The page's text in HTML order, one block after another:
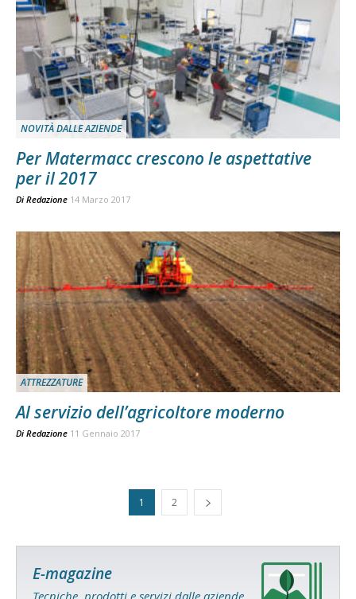
NOVITÀ DALLE AZIENDE
Per Matermacc crescono le aspettative
per il 2017
Di Redazione 14 Marzo 2017
ATTREZZATURE
Al servizio dell’agricoltore moderno
Di Redazione 11 Gennaio 2017
1 2
E-magazine
Tecniche, prodotti e servizi dalle aziende